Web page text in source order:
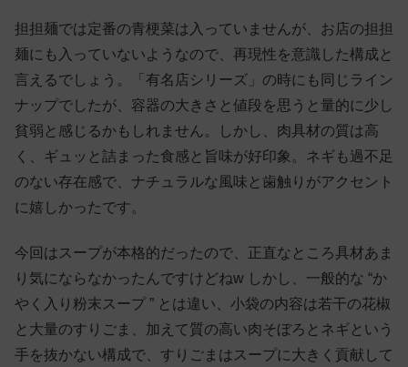
担担麺では定番の青梗菜は入っていませんが、お店の担担
麺にも入っていないようなので、再現性を意識した構成と
言えるでしょう。「有名店シリーズ」の時にも同じライン
ナップでしたが、容器の大きさと値段を思うと量的に少し
貧弱と感じるかもしれません。しかし、肉具材の質は高
く、ギュッと詰まった食感と旨味が好印象。ネギも過不足
のない存在感で、ナチュラルな風味と歯触りがアクセント
に嬉しかったです。
今回はスープが本格的だったので、正直なところ具材あま
り気にならなかったんですけどねw しかし、一般的な “か
やく入り粉末スープ ” とは違い、小袋の内容は若干の花椒
と大量のすりごま、加えて質の高い肉そぼろとネギという
手を抜かない構成で、すりごまはスープに大きく貢献して